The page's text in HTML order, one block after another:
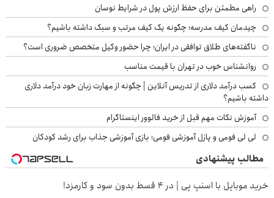
راهی مطمئن برای حفظ ارزش پول در شرایط نوسان
چیدمان کیف مدرسه؛ چگونه یک کیف مرتب و سبک داشته باشیم؟
ناگفته‌های طلاق توافقی در ایران؛ چرا حضور وکیل متخصص ضروری است؟
روانشناس خوب در تهران با قیمت مناسب
کسب درآمد دلاری از تدریس آنلاین | چگونه از مهارت زبان خود درآمد دلاری
داشته باشیم؟
آموزش نکات مهم قبل از خرید فالوور اینستاگرام
لی لی فومی و پازل آموزشی فومی؛ بازی آموزشی جذاب برای رشد کودکان
مطالب پیشنهادی
خرید موبایل با اسنپ پی | در ۴ قسط بدون سود و کارمزد!